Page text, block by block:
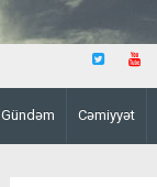
Gündəm Cəmiyyət